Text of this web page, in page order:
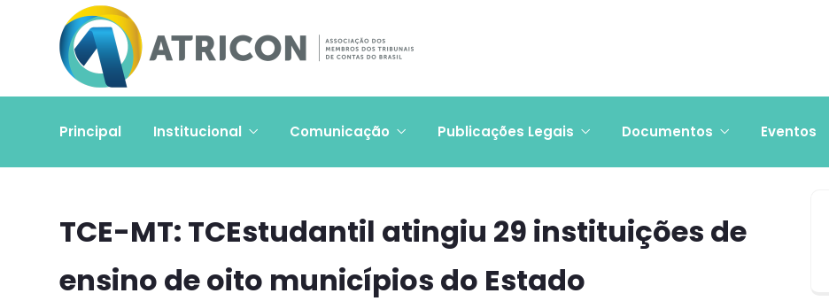
Principal Institucional Comunicação Publicações Legais Documentos Eventos
TCE-MT: TCEstudantil atingiu 29 instituições de
ensino de oito municípios do Estado